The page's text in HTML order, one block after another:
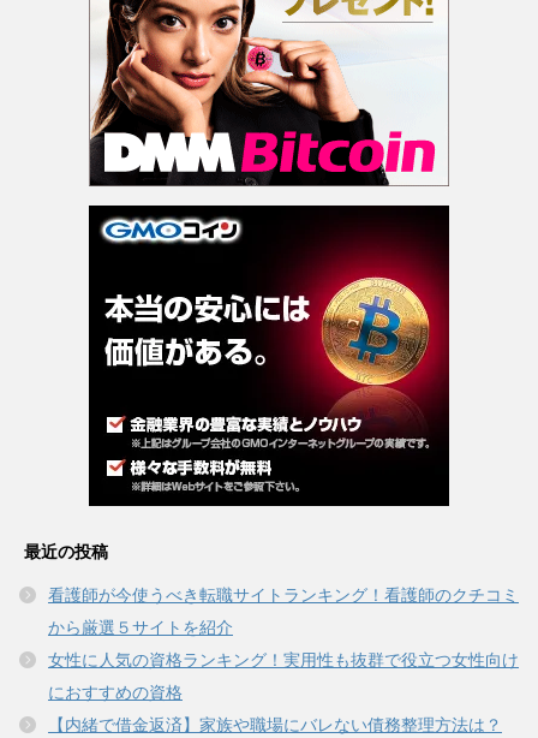
最近の投稿
看護師が今使うべき転職サイトランキング！看護師のクチコミ
から厳選５サイトを紹介
女性に人気の資格ランキング！実用性も抜群で役立つ女性向け
におすすめの資格
【内緒で借金返済】家族や職場にバレない債務整理方法は？